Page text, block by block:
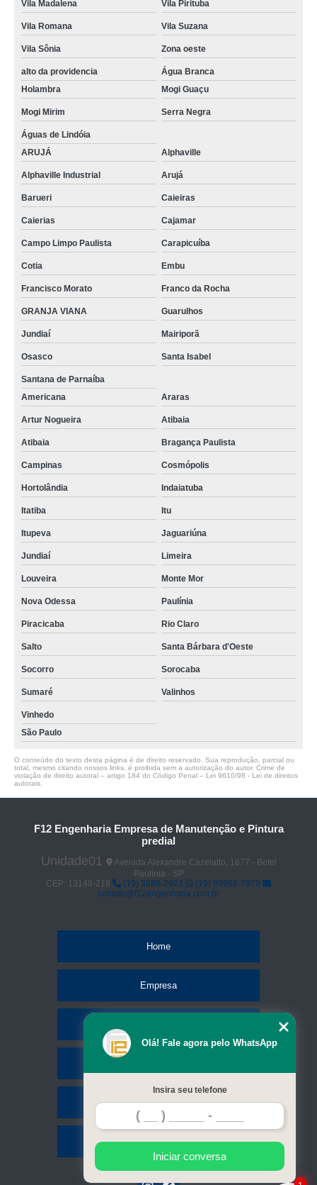
Vila Madalena Vila Pirituba
Vila Romana Vila Suzana
Vila Sônia Zona oeste
alto da providencia
Água Branca
Holambra
Mogi Guaçu
Mogi Mirim Serra Negra
Águas de Lindóia
ARUJÁ
Alphaville
Alphaville Industrial Arujá
Barueri Caieiras
Caierias Cajamar
Campo Limpo Paulista Carapicuíba
Cotia Embu
Francisco Morato Franco da Rocha
GRANJA VIANA Guarulhos
Jundiaí Mairiporã
Osasco Santa Isabel
Santana de Parnaíba
Americana
Araras
Artur Nogueira Atibaia
Atibaia Bragança Paulista
Campinas Cosmópolis
Hortolândia Indaiatuba
Itatiba Itu
Itupeva Jaguariúna
Jundiaí Limeira
Louveira Monte Mor
Nova Odessa Paulínia
Piracicaba Rio Claro
Salto Santa Bárbara d'Oeste
Socorro Sorocaba
Sumaré Valinhos
Vinhedo
São Paulo
O conteúdo do texto desta página é de direito reservado. Sua reprodução, parcial ou
total, mesmo citando nossos links, é proibida sem a autorização do autor. Crime de
violação de direito autoral – artigo 184 do Código Penal – Lei 9610/98 - Lei de direitos
autorais
F12 Engenharia Empresa de Manutenção e Pintura
predial
Unidade01
Avenida Alexandre Cazelatto, 1677 - Betel
Paulínia - SP
CEP: 13148-218
(19) 3888-2923
(19) 99968-7979
contato@f12engenharia.com.br
Home
Empresa
Contato
Mapa do site
Olá! Fale agora pelo WhatsApp
Insira seu telefone
Iniciar conversa